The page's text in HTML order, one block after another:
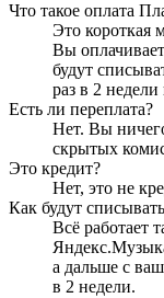
Что такое оплата
Это короткая
Вы
будут
раз в 2 недели
Есть ли переплата?
Нет. Вы
скрытых
Это кредит?
Нет, это не
Как будут
Всё работает
а дальше с
в 2 недели.